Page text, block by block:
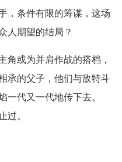
，条件有限的筹谋，这场
人期望的结局？
角或为并肩作战的搭档，
承的父子，他们与敌特斗
一代又一代地传下去。
过。